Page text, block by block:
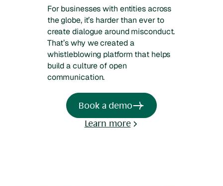
For businesses with entities across
the globe, it’s harder than ever to
create dialogue around misconduct.
That’s why we created a
whistleblowing platform that helps
build a culture of open
communication.
Book a demo
Learn more